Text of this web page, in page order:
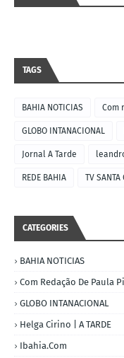
TAGS
BAHIA NOTICIAS Com
GLOBO INTANACIONAL
Jornal A Tarde
REDE BAHIA TV SANTA
CATEGORIES
BAHIA NOTICIAS
Com Redação De Paula
GLOBO INTANACIONAL
Helga Cirino | A TARDE
Ibahia.com